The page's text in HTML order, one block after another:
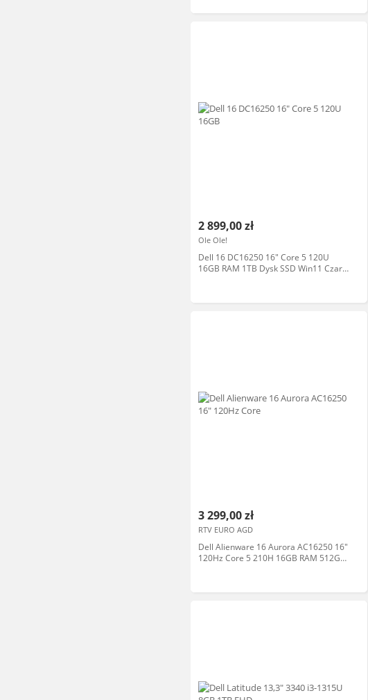
2 899,00 zł
Ole Ole!
Dell 16 DC16250 16" Core 5 120U
16GB RAM 1TB Dysk SSD Win11 Czarny
3 299,00 zł
RTV EURO AGD
Dell Alienware 16 Aurora AC16250 16"
120Hz Core 5 210H 16GB RAM 512GB
gamingowy